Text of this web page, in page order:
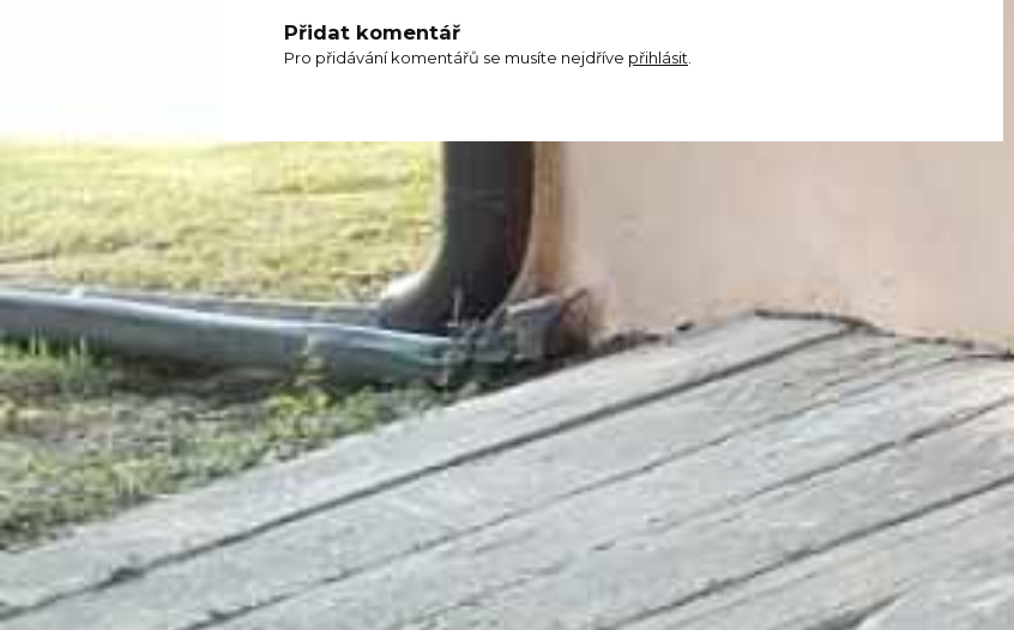
Přidat komentář
Pro přidávání komentářů se musíte nejdříve přihlásit.